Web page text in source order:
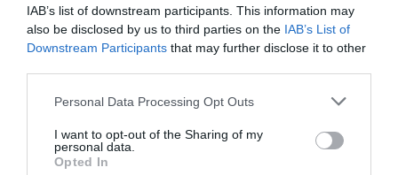
IAB’s list of downstream participants. This information may
also be disclosed by us to third parties on the IAB’s List of
Downstream Participants that may further disclose it to other
Personal Data Processing Opt Outs
I want to opt-out of the Sharing of my
personal data.
Opted In
“Todas las ventajas que aporta el robot y una
experiencia enmás de 1.000 prostatectomías
radicalespermite tener muy claro que la
prostatectomía robótica es actualmente mi técnica de
en preservación de la función sexual y la continencia